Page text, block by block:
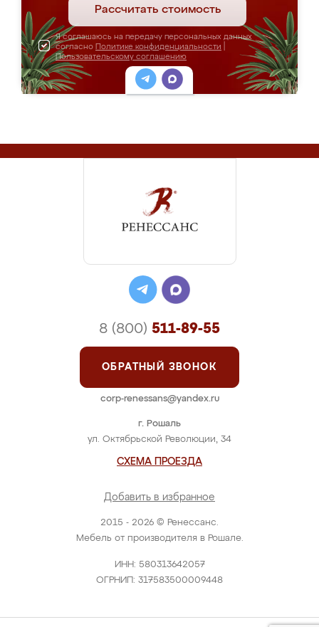
Рассчитать стоимость
Я соглашаюсь на передачу персональных данных
согласно Политике конфиденциальности
Пользовательскому соглашению
2015 - 2026 © Ренессанс.
Мебель от производителя в Рошале.
ИНН: 580313642057
ОГРНИП: 317583500009448
г. Рошаль
ул. Октябрьской Революции, 34
СХЕМА ПРОЕЗДА
Добавить в избранное
8 (800) 511-89-55
ОБРАТНЫЙ ЗВОНОК
corp-renessans@yandex.ru